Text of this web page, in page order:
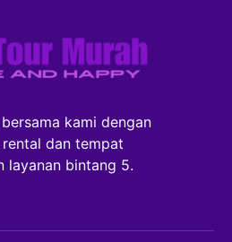
kami dengan
dan tempat
layanan bintang 5.